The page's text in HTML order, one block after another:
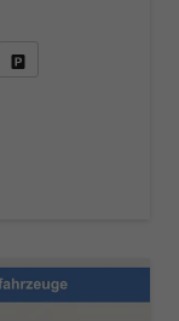
an drucken (PDF)